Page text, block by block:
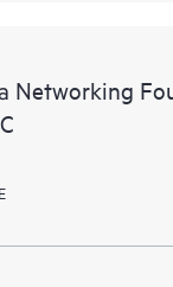
Networking